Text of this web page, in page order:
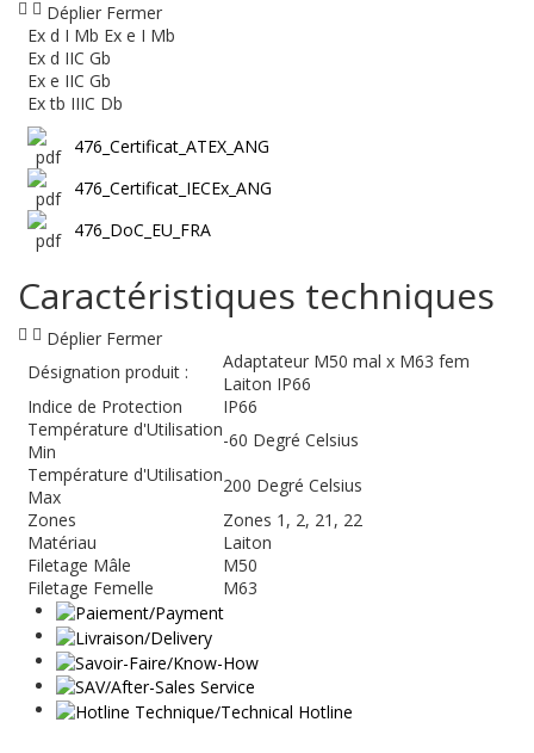
Déplier Fermer
Ex d I Mb Ex e I Mb
Ex d IIC Gb
Ex e IIC Gb
Ex tb IIIC Db
476_Certificat_ATEX_ANG
476_Certificat_IECEx_ANG
476_DoC_EU_FRA
Caractéristiques techniques
Déplier Fermer
Désignation produit :
Adaptateur M50 mal x M63 fem
Laiton IP66
Indice de Protection
IP66
Température d'Utilisation
Min
-60 Degré Celsius
Température d'Utilisation
Max
200 Degré Celsius
Zones
Zones 1, 2, 21, 22
Matériau
Laiton
Filetage Mâle
M50
Filetage Femelle
M63